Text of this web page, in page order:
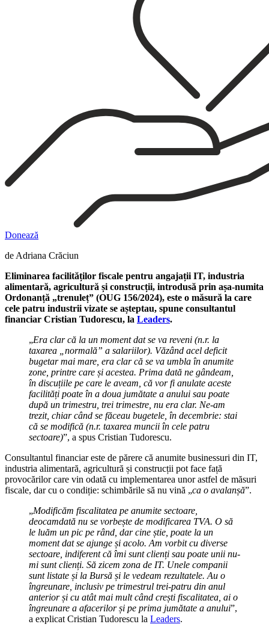
Donează
de Adriana Crăciun
Eliminarea facilităților fiscale pentru angajații IT, industria
alimentară, agricultură și construcții, introdusă prin așa-numita
Ordonanță „trenuleț” (OUG 156/2024), este o măsură la care
cele patru industrii vizate se așteptau, spune consultantul
financiar Cristian Tudorescu, la Leaders.
„Era clar că la un moment dat se va reveni (n.r. la
taxarea „normală” a salariilor). Văzând acel deficit
bugetar mai mare, era clar că se va umbla în anumite
zone, printre care și acestea. Prima dată ne gândeam,
în discuțiile pe care le aveam, că vor fi anulate aceste
facilități poate în a doua jumătate a anului sau poate
după un trimestru, trei trimestre, nu era clar. Ne-am
trezit, chiar când se făceau bugetele, în decembrie: stai
că se modifică (n.r. taxarea muncii în cele patru
sectoare)”, a spus Cristian Tudorescu.
Consultantul financiar este de părere că anumite businessuri din IT,
industria alimentară, agricultură și construcții pot face față
provocărilor care vin odată cu implementarea unor astfel de măsuri
fiscale, dar cu o condiție: schimbările să nu vină „ca o avalanșă”.
„Modificăm fiscalitatea pe anumite sectoare,
deocamdată nu se vorbește de modificarea TVA. O să
le luăm un pic pe rând, dar cine știe, poate la un
moment dat se ajunge și acolo. Am vorbit cu diverse
sectoare, indiferent că îmi sunt clienți sau poate unii nu-
mi sunt clienți. Să zicem zona de IT. Unele companii
sunt listate și la Bursă și le vedeam rezultatele. Au o
îngreunare, inclusiv pe trimestrul trei-patru din anul
anterior și cu atât mai mult când crești fiscalitatea, ai o
îngreunare a afacerilor și pe prima jumătate a anului”,
a explicat Cristian Tudorescu la Leaders.